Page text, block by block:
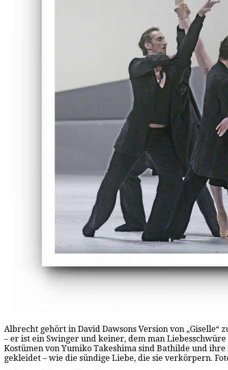
Albrecht gehört in David Dawsons Version von
– er ist ein Swinger und keiner, dem man
Kostümen von Yumiko Takeshima sind Bathilde und
gekleidet – wie die sündige Liebe, die sie verkörpern.